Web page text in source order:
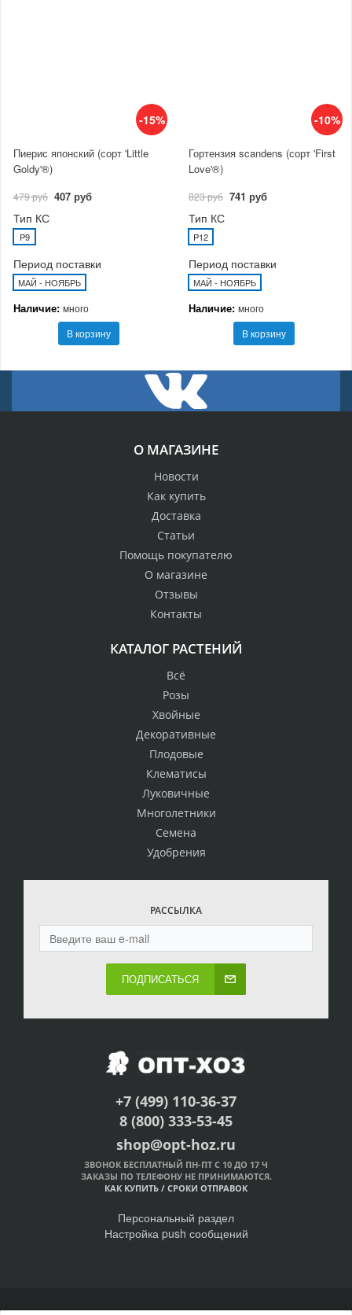
-15%
Пиерис японский (сорт 'Little
Goldy'®)
479 руб 407 руб
Тип КС
P9
Период поставки
МАЙ - НОЯБРЬ
Наличие: много
В корзину
-10%
Гортензия scandens (сорт 'First
Love'®)
823 руб 741 руб
Тип КС
P12
Период поставки
МАЙ - НОЯБРЬ
Наличие: много
В корзину
О МАГАЗИНЕ
Новости
Как купить
Доставка
Статьи
Помощь покупателю
О магазине
Отзывы
Контакты
КАТАЛОГ РАСТЕНИЙ
Всё
Розы
Хвойные
Декоративные
Плодовые
Клематисы
Луковичные
Многолетники
Семена
Удобрения
РАССЫЛКА
ПОДПИСАТЬСЯ
+7 (499) 110-36-37
8 (800) 333-53-45
shop@opt-hoz.ru
ЗВОНОК БЕСПЛАТНЫЙ ПН-ПТ С 10 ДО 17 Ч
ЗАКАЗЫ ПО ТЕЛЕФОНУ НЕ ПРИНИМАЮТСЯ.
КАК КУПИТЬ / СРОКИ ОТПРАВОК
Персональный раздел
Настройка push сообщений